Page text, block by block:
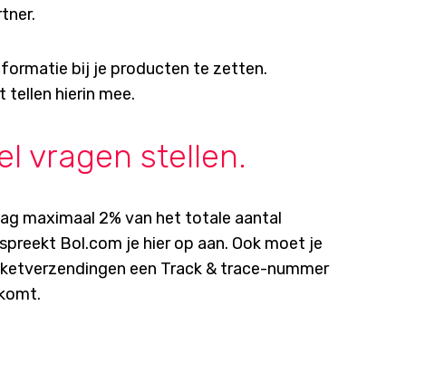
bij je producten te zetten.
tellen hierin mee.
vragen stellen.
maximaal 2% van het totale aantal
Bol.com je hier op aan. Ook moet je
een Track & trace-nummer